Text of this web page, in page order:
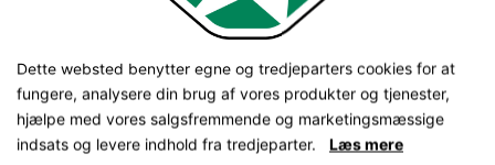
Dette websted benytter egne og tredjeparters cookies for at
fungere, analysere din brug af vores produkter og tjenester,
hjælpe med vores salgsfremmende og marketingsmæssige
indsats og levere indhold fra tredjeparter. Læs mere